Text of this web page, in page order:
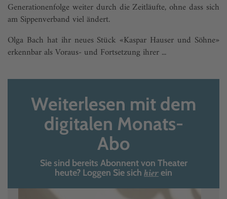
Generationenfolge weiter durch die Zeitläufte, ohne dass sich
am Sippenverband viel ändert.
Olga Bach hat ihr neues Stück «Kaspar Hauser und Söhne»
erkennbar als Voraus- und Fortsetzung ihrer ...
Weiterlesen mit dem
digitalen Monats-
Abo
Sie sind bereits Abonnent von Theater
heute? Loggen Sie sich hierein